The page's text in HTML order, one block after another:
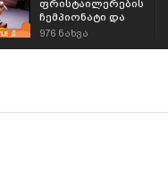
ფრისტაილერების
ჩემპიონატი და
გარი ნევილი
976 ნახვა